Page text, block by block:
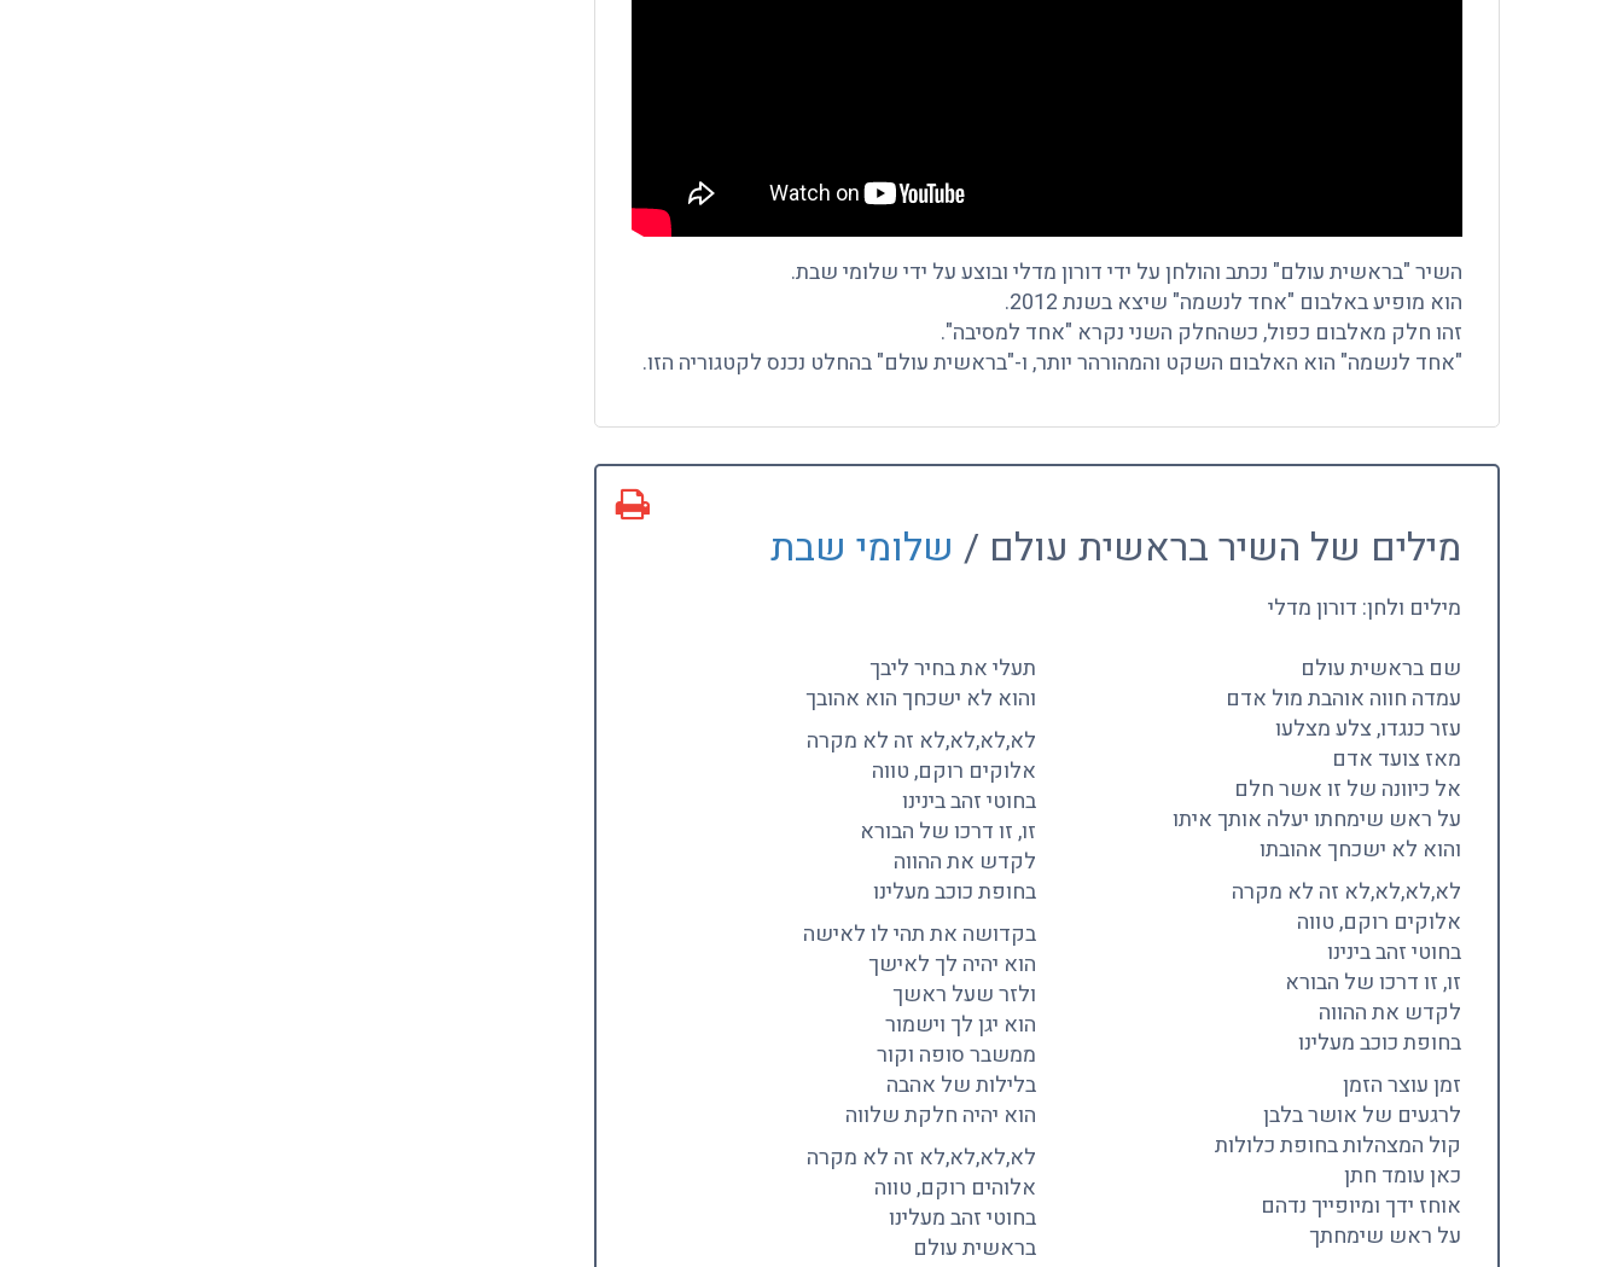
השיר "בראשית עולם" נכתב והולחן על ידי דורון מדלי ובוצע על ידי שלומי שבת.
הוא מופיע באלבום "אחד לנשמה" שיצא בשנת 2012.
זהו חלק מאלבום כפול, כשהחלק השני נקרא "אחד למסיבה".
"אחד לנשמה" הוא האלבום השקט והמהורהר יותר, ו-"בראשית עולם" בהחלט נכנס לקטגוריה הזו.
מילים של השיר בראשית עולם / שלומי שבת
מילים ולחן: דורון מדלי
שם בראשית עולם
עמדה חווה אוהבת מול אדם
עזר כנגדו, צלע מצלעו
מאז צועד אדם
אל כיוונה של זו אשר חלם
על ראש שימחתו יעלה אותך איתו
והוא לא ישכחך אהובתו
לא,לא,לא,לא זה לא מקרה
אלוקים רוקם, טווה
בחוטי זהב בינינו
זו, זו דרכו של הבורא
לקדש את ההווה
בחופת כוכב מעלינו
זמן עוצר הזמן
לרגעים של אושר בלבן
קול המצהלות בחופת כלולות
כאן עומד חתן
אוחז ידך ומיופייך נדהם
על ראש שימחתך
תעלי את בחיר ליבך
והוא לא ישכחך הוא אהובך
לא,לא,לא,לא זה לא מקרה
אלוקים רוקם, טווה
בחוטי זהב בינינו
זו, זו דרכו של הבורא
לקדש את ההווה
בחופת כוכב מעלינו
בקדושה את תהי לו לאישה
הוא יהיה לך לאישך
ולזר שעל ראשך
הוא יגן לך וישמור
ממשבר סופה וקור
בלילות של אהבה
הוא יהיה חלקת שלווה
לא,לא,לא,לא זה לא מקרה
אלוהים רוקם, טווה
בחוטי זהב מעלינו
בראשית עולם